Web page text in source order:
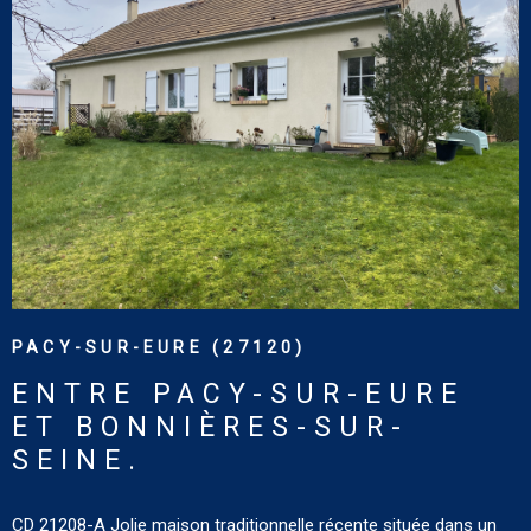
PACY-SUR-EURE (27120)
ENTRE PACY-SUR-EURE
ET BONNIÈRES-SUR-
SEINE.
CD 21208-A Jolie maison traditionnelle récente située dans un
VOIR LE BIEN